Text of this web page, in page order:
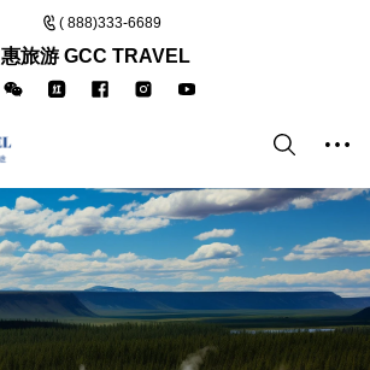
( 888)333-6689
惠旅游 GCC TRAVEL